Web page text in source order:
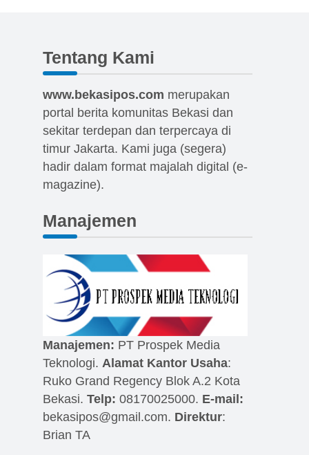
Tentang Kami
www.bekasipos.com merupakan
portal berita komunitas Bekasi dan
sekitar terdepan dan terpercaya di
timur Jakarta. Kami juga (segera)
hadir dalam format majalah digital (e-
magazine).
Manajemen
Manajemen: PT Prospek Media
Teknologi. Alamat Kantor Usaha:
Ruko Grand Regency Blok A.2 Kota
Bekasi. Telp: 08170025000. E-mail:
bekasipos@gmail.com. Direktur:
Brian TA